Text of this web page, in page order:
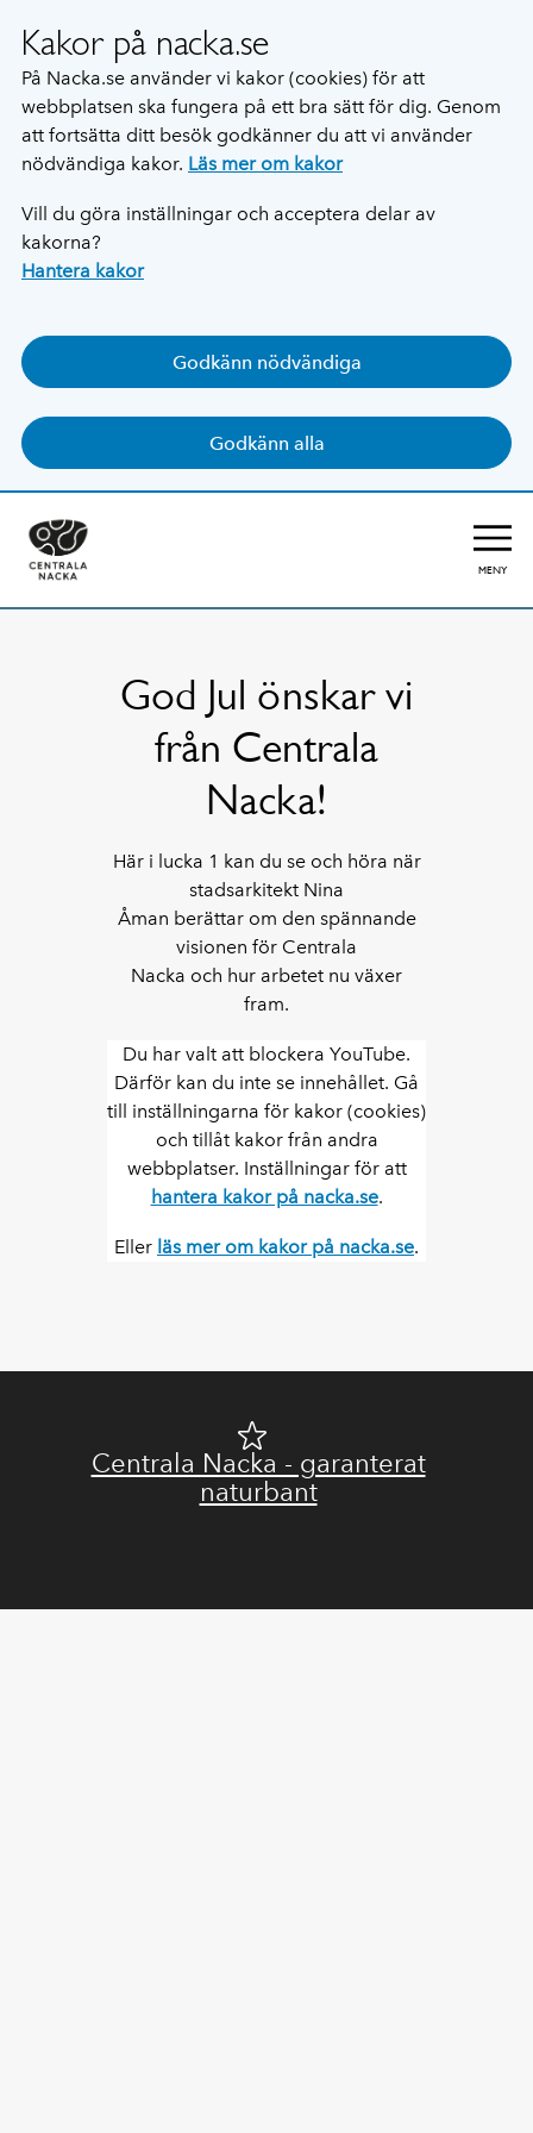
Kakor på nacka.se
På Nacka.se använder vi kakor (cookies) för att
webbplatsen ska fungera på ett bra sätt för dig. Genom
att fortsätta ditt besök godkänner du att vi använder
nödvändiga kakor. Läs mer om kakor
Vill du göra inställningar och acceptera delar av
kakorna?
Hantera kakor
Godkänn nödvändiga
Godkänn alla
MENY
God Jul önskar vi
från Centrala
Nacka!
Här i lucka 1 kan du se och höra när
stadsarkitekt Nina
Åman berättar om den spännande
visionen för Centrala
Nacka och hur arbetet nu växer
fram.
Du har valt att blockera YouTube.
Därför kan du inte se innehållet. Gå
till inställningarna för kakor (cookies)
och tillåt kakor från andra
webbplatser. Inställningar för att
hantera kakor på nacka.se.
Eller läs mer om kakor på nacka.se.
Centrala Nacka - garanterat
naturbant